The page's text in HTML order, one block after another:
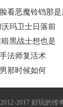
看恶魔铃铛那
玛卫士日落前
黑战士想也是
法师复活术
那时候如何
2017好玩的传